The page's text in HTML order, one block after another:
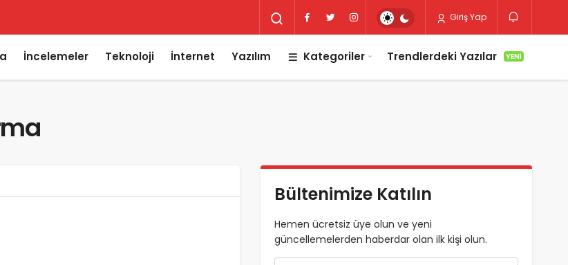
Giriş Yap
İncelemeler Teknoloji İnternet Yazılım Kategoriler Trendlerdeki Yazılar YENI
Bültenimize Katılın
Hemen ücretsiz üye olun ve yeni
güncellemelerden haberdar olan ilk kişi olun.